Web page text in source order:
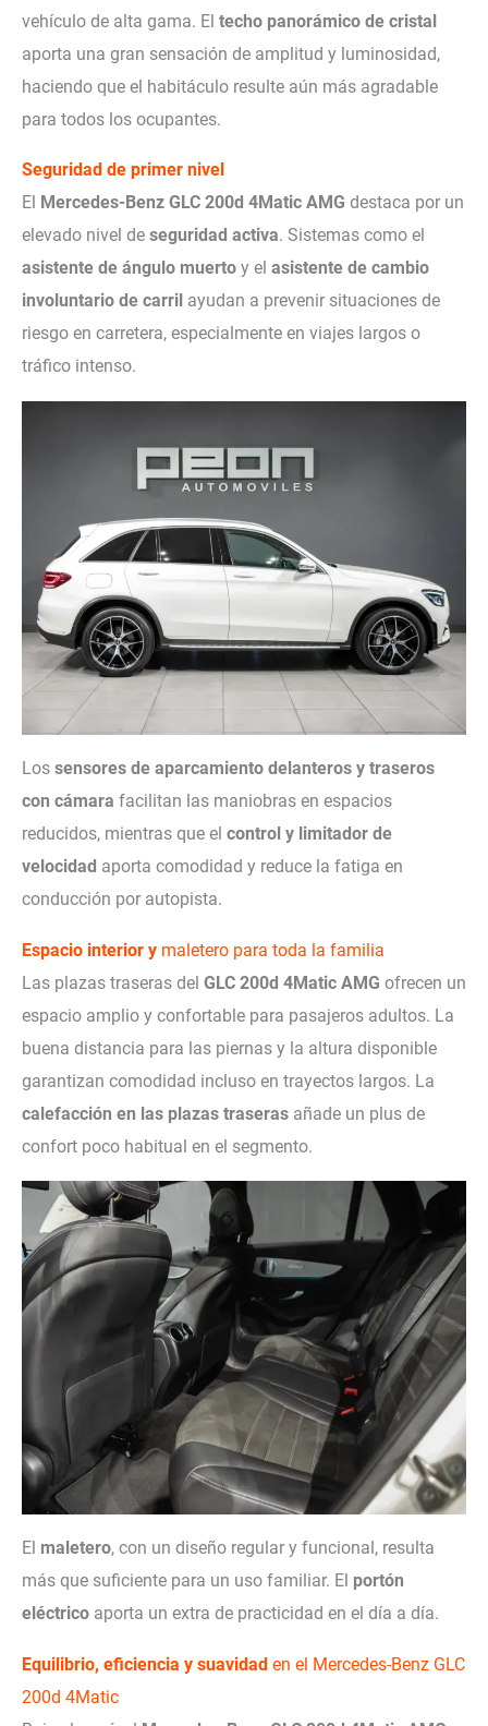
vehículo de alta gama. El techo panorámico de cristal
aporta una gran sensación de amplitud y luminosidad,
haciendo que el habitáculo resulte aún más agradable
para todos los ocupantes.
Seguridad de primer nivel
El Mercedes-Benz GLC 200d 4Matic AMG destaca por un
elevado nivel de seguridad activa. Sistemas como el
asistente de ángulo muerto y el asistente de cambio
involuntario de carril ayudan a prevenir situaciones de
riesgo en carretera, especialmente en viajes largos o
tráfico intenso.
Los sensores de aparcamiento delanteros y traseros
con cámara facilitan las maniobras en espacios
reducidos, mientras que el control y limitador de
velocidad aporta comodidad y reduce la fatiga en
conducción por autopista.
Espacio interior y maletero para toda la familia
Las plazas traseras del GLC 200d 4Matic AMG ofrecen un
espacio amplio y confortable para pasajeros adultos. La
buena distancia para las piernas y la altura disponible
garantizan comodidad incluso en trayectos largos. La
calefacción en las plazas traseras añade un plus de
confort poco habitual en el segmento.
El maletero, con un diseño regular y funcional, resulta
más que suficiente para un uso familiar. El portón
eléctrico aporta un extra de practicidad en el día a día.
Equilibrio, eficiencia y suavidad en el Mercedes-Benz GLC
200d 4Matic